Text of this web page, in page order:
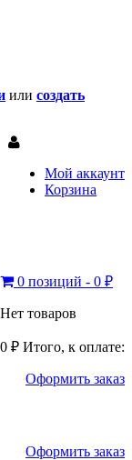
или создать
Мой аккаунт
Корзина
0 позиций - 0 ₽
Нет товаров
0 ₽ Итого, к оплате:
Оформить заказ
Оформить заказ